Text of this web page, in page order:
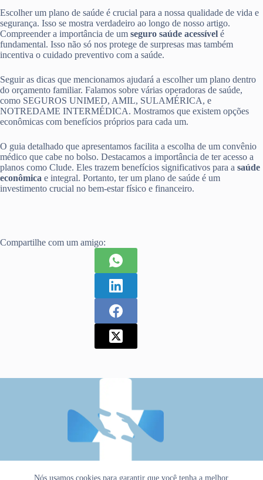
Nós usamos cookies para garantir que você tenha a melhor
Escolher um plano de saúde é crucial para a nossa qualidade de vida e
segurança. Isso se mostra verdadeiro ao longo de nosso artigo.
Compreender a importância de um seguro saúde acessível é
fundamental. Isso não só nos protege de surpresas mas também
incentiva o cuidado preventivo com a saúde.
Seguir as dicas que mencionamos ajudará a escolher um plano dentro
do orçamento familiar. Falamos sobre várias operadoras de saúde,
como SEGUROS UNIMED, AMIL, SULAMÉRICA, e
NOTREDAME INTERMÉDICA. Mostramos que existem opções
econômicas com benefícios próprios para cada um.
O guia detalhado que apresentamos facilita a escolha de um convênio
médico que cabe no bolso. Destacamos a importância de ter acesso a
planos como Clude. Eles trazem benefícios significativos para a saúde
econômica e integral. Portanto, ter um plano de saúde é um
investimento crucial no bem-estar físico e financeiro.
Compartilhe com um amigo: